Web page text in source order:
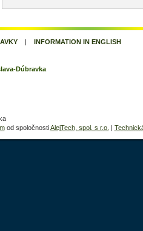
| INFORMATION IN ENGLISH
Dúbravka
od spoločnostiAlejTech, spol. s r.o. |